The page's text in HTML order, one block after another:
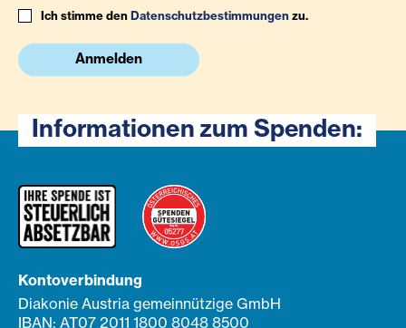
Ich stimme denDatenschutzbestimmungenzu.
Anmelden
Informationen zum Spenden:
Kontoverbindung
Diakonie Austria gemeinnützige GmbH
IBAN: AT07 2011 1800 8048 8500